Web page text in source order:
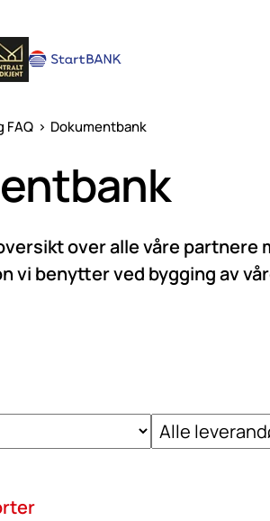
FAQ > Dokumentbank
over alle våre partnere
vi benytter ved bygging av